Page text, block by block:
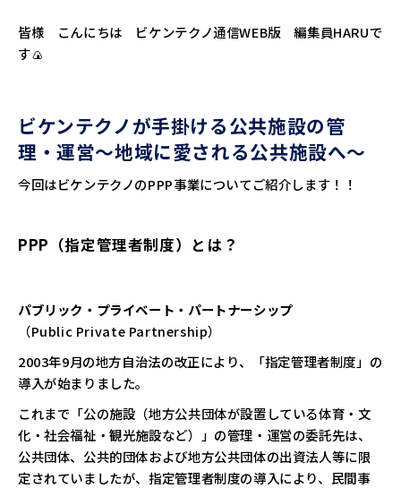
皆様 こんにちは ビケンテクノ通信WEB版 編集員HARUで
す🍙
ビケンテクノが手掛ける公共施設の管
理・運営～地域に愛される公共施設へ～
今回はビケンテクノのPPP事業についてご紹介します！！
PPP（指定管理者制度）とは？
パブリック・プライベート・パートナーシップ
（Public Private Partnership）
2003年9月の地方自治法の改正により、「指定管理者制度」の
導入が始まりました。
これまで「公の施設（地方公共団体が設置している体育・文
化・社会福祉・観光施設など）」の管理・運営の委託先は、
公共団体、公共的団体および地方公共団体の出資法人等に限
定されていましたが、指定管理者制度の導入により、民間事